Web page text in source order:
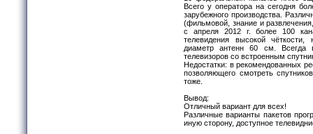
Всего у оператора на сегодня
зарубежного производства.
(фильмовой, знание и
с апреля 2012 г. более 100
телевидения высокой чёткости,
диаметр антенн 60 см. Всегда
телевизоров со встроенным
Недостатки: в рекомендованных
позволяющего смотреть
тоже.
Вывод:
Отличный вариант для всех!
Различные варианты пакетов
иную сторону, доступное